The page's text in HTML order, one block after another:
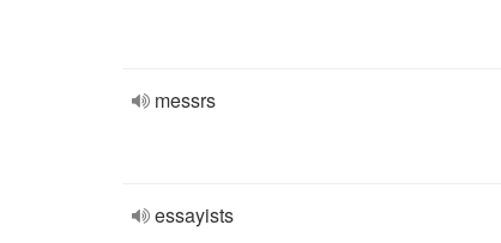
messrs
essayists